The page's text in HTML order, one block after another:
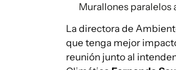
Murallones paralelos
La directora de
que tenga mejor
reunión junto al